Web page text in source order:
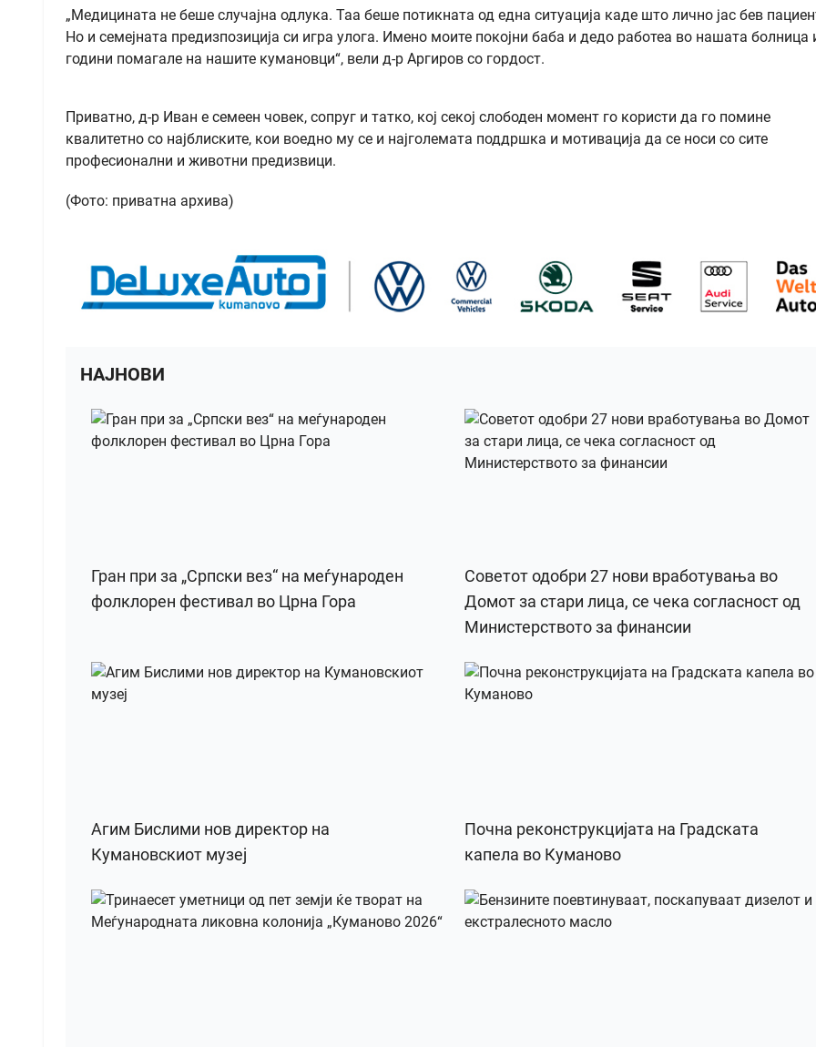
„Медицината не беше случајна одлука. Таа беше потикната од една ситуација каде што лично јас бев
Но и семејната предизпозиција си игра улога. Имено моите покојни баба и дедо работеа во нашата болница
години помагале на нашите кумановци“, вели д-р Аргиров со гордост.
Приватно, д-р Иван е семеен човек, сопруг и татко, кој секој слободен момент го користи да го помине
квалитетно со најблиските, кои воедно му се и најголемата поддршка и мотивација да се носи со сите
професионални и животни предизвици.
(Фото: приватна архива)
НАЈНОВИ
Гран при за „Српски вез“ на меѓународен
фолклорен фестивал во Црна Гора
Советот одобри 27 нови вработувања во
Домот за стари лица, се чека согласност од
Министерството за финансии
Агим Бислими нов директор на
Кумановскиот музеј
Почна реконструкцијата на Градската
капела во Куманово